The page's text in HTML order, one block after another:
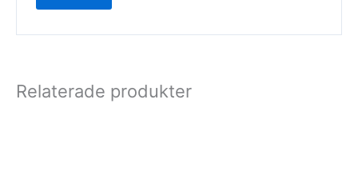
Relaterade produkter